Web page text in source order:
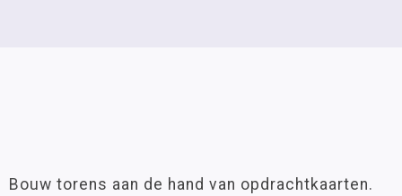
Bouw torens aan de hand van opdrachtkaarten.